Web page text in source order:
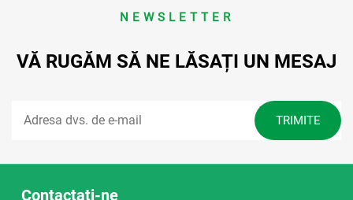
NEWSLETTER
VĂ RUGĂM SĂ NE LĂSAȚI UN MESAJ
Contactați-ne